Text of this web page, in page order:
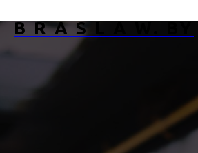
B R A S L A W. BY